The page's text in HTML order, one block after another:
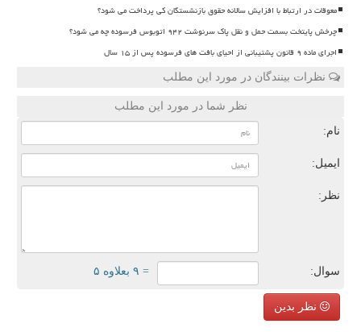
معوقات در ارتباط با افزایش سالانه حقوق بازنشستگان کی پرداخت می شود؟
چرخش پایتخت بسمت حمل و نقل پاک سرنوشت ۹۴۲ اتوبوس فرسوده چه می شود؟
اجرای ماده ۹ قانون پشتیبانی از احیای بافت های فرسوده پس از ۱۵ سال
نظرات بینندگان در مورد این مطلب
نظر شما در مورد این مطلب
نام:
ایمیل:
نظر:
سوال: = ۹ بعلاوه ۵
نظر بدین